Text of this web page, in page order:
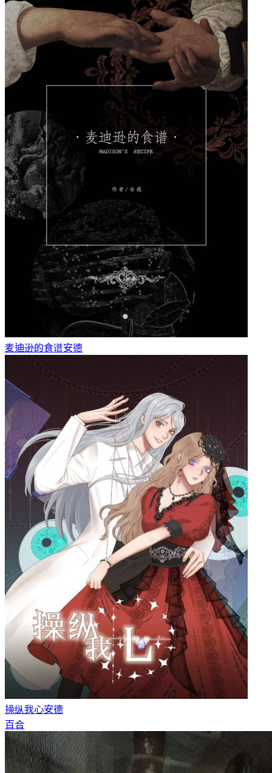
麦迪逊的食谱安德
操纵我心安德
百合